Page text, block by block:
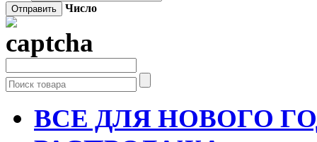
Число
ВСЕ ДЛЯ НОВОГО